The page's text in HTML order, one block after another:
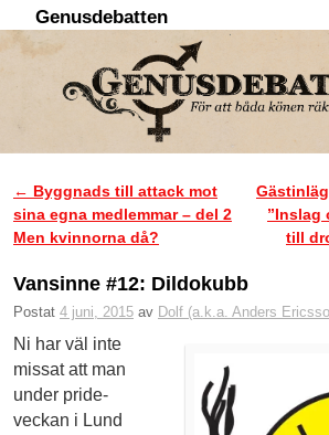
Genusdebatten
Inläggsnavigering
← Byggnads till attack mot
sina egna medlemmar – del 2
Men kvinnorna då?
”Inslag
till
Vansinne #12: Dildokubb
Postat 4 juni, 2015 av Dolf (a.k.a. Anders
Ni har väl inte
missat att man
under pride-
veckan i Lund